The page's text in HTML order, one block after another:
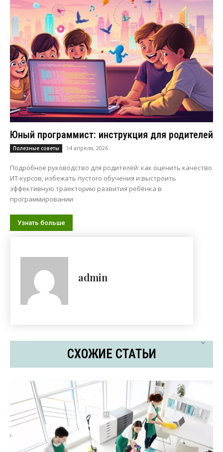
Юный программист: инструкция для родителей
Полезные советы 14 апреля, 2026
Подробное руководство для родителей: как оценить качество
ИТ-курсов, избежать пустого обучения и выстроить
эффективную траекторию развития ребёнка в
программировании
Узнать больше
admin
СХОЖИЕ СТАТЬИ